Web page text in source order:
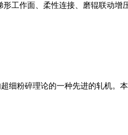
工作面、柔性连接、磨辊联动增
细粉碎理论的一种先进的轧机。